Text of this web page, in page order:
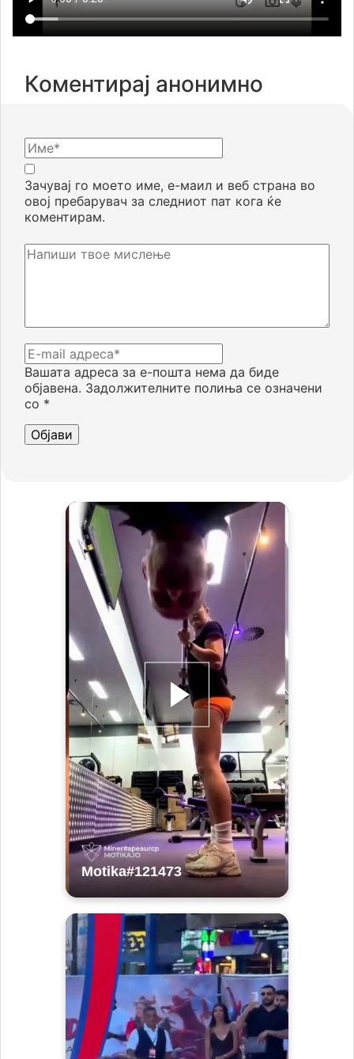
Коментирај анонимно
Вашата адреса за е-пошта нема да биде
објавена. Задолжителните полиња се означени
со *
Зачувај го моето име, е-маил и веб страна во
овој пребарувач за следниот пат кога ќе
коментирам.